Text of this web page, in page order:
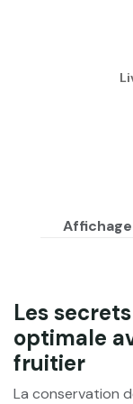
Les
optimale
fruitier
La conservation